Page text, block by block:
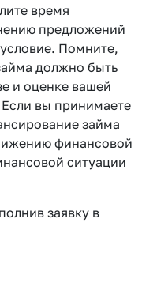
время
предложений
Помните,
должно быть
и оценке вашей
вы принимаете
займа
финансовой
ситуации
заявку в